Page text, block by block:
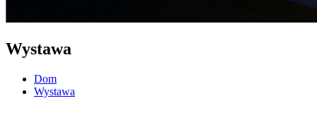
Wystawa
Dom
Wystawa